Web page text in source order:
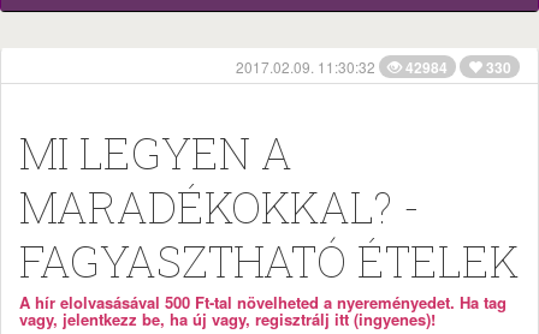
2017.02.09. 11:30:32 42984 330
MI LEGYEN A
MARADÉKOKKAL? -
FAGYASZTHATÓ ÉTELEK
A hír elolvasásával 500 Ft-tal növelheted a nyereményedet. Ha tag
vagy, jelentkezz be, ha új vagy, regisztrálj itt (ingyenes)!